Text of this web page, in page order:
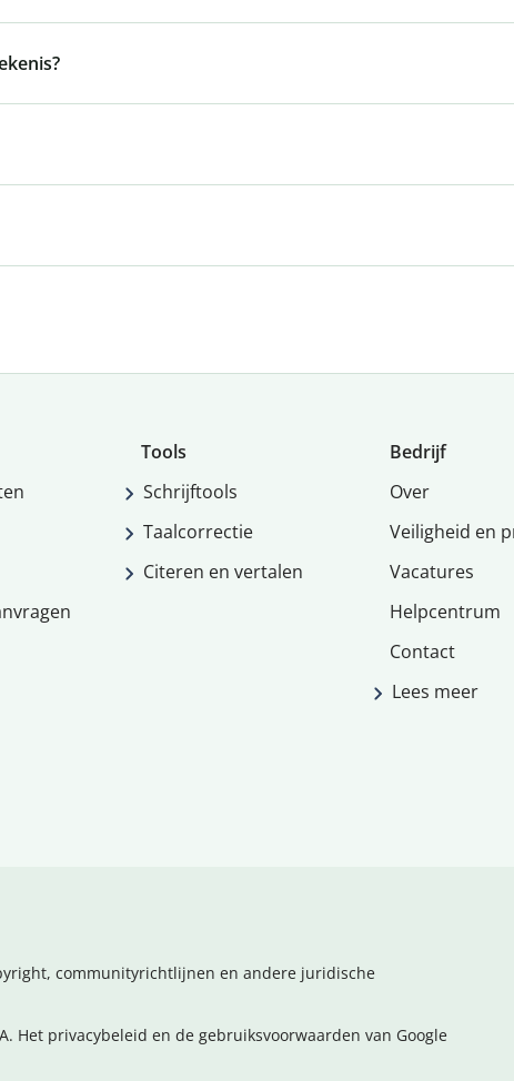
Tools
Schrijftools
Taalcorrectie
Citeren en vertalen
Bedrijf
Over
Veiligheid en
Vacatures
Helpcentrum
Contact
Lees meer
communityrichtlijnen en andere juridische
Het privacybeleid en de gebruiksvoorwaarden van Google